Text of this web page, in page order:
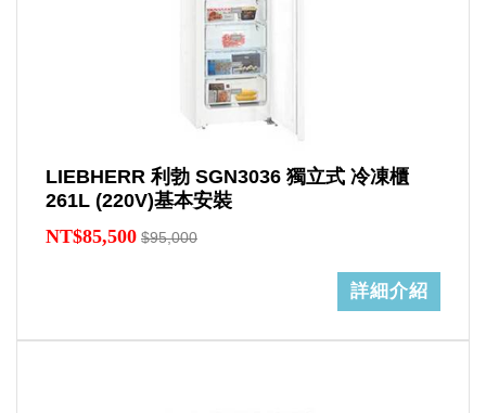
LIEBHERR 利勃 SGN3036 獨立式 冷凍櫃
261L (220V)基本安裝
NT$85,500 $95,000
詳細介紹